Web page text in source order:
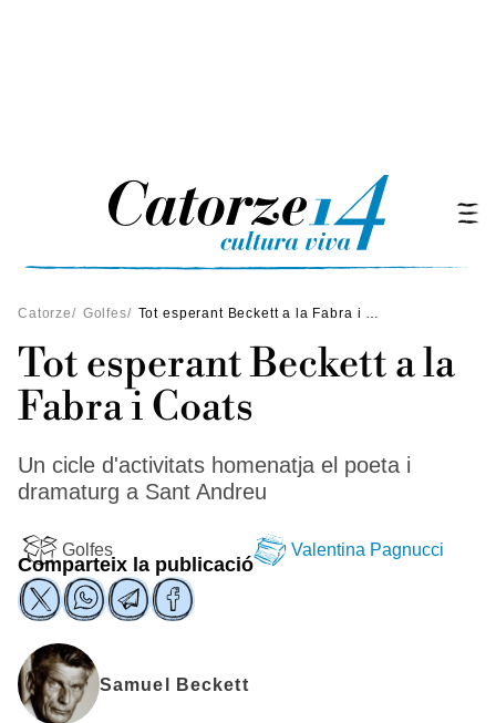
Catorze/ Golfes/ Tot esperant Beckett a la Fabra i Coats
Tot esperant Beckett a la
Fabra i Coats
Un cicle d'activitats homenatja el poeta i
dramaturg a Sant Andreu
Golfes Valentina Pagnucci
Comparteix la publicació
Samuel Beckett